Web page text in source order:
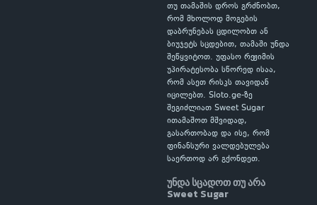
თუ თამაშის დროს გრძნობთ,
რომ მხოლოდ მოგების
დაბრუნებას ცდილობთ ან
ბიუჯეტს სცდებით, თამაში უნდა
შეწყვიტოთ. უფასო რეჟიმის
უპირატესობა სწორედ ისაა,
რომ ასეთ რისკს თავიდან
იცილებთ. Sloto.ge-ზე
შეგიძლიათ Sweet Sugar
ითამაშოთ მშვიდად,
გასართობად და ისე, რომ
ფინანსური ვალდებულება
საერთოდ არ გქონდეთ.
უნდა სცადოთ თუ არა
Sweet Sugar